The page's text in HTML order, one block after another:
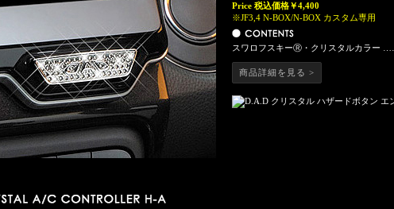
Price 税込価格￥4,400
※JF3,4 N-BOX/N-BOX カスタム専用
スワロフスキーⓇ・クリスタルカラー
商品詳細を見る >